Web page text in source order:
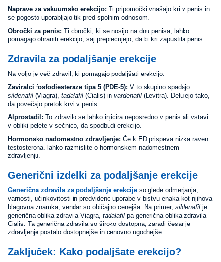
Naprave za vakuumsko erekcijo: Ti pripomočki vnašajo kri v penis in
se pogosto uporabljajo tik pred spolnim odnosom.
Obročki za penis: Ti obročki, ki se nosijo na dnu penisa, lahko
pomagajo ohraniti erekcijo, saj preprečujejo, da bi kri zapustila penis.
Zdravila za podaljšanje erekcije
Na voljo je več zdravil, ki pomagajo podaljšati erekcijo:
Zaviralci fosfodiesteraze tipa 5 (PDE-5): V to skupino spadajo
sildenafil (Viagra), tadalafil (Cialis) in vardenafil (Levitra). Delujejo tako,
da povečajo pretok krvi v penis.
Alprostadil: To zdravilo se lahko injicira neposredno v penis ali vstavi
v obliki pelete v sečnico, da spodbudi erekcijo.
Hormonsko nadomestno zdravljenje: Če k ED prispeva nizka raven
testosterona, lahko razmislite o hormonskem nadomestnem
zdravljenju.
Generični izdelki za podaljšanje erekcije
Generična zdravila za podaljšanje erekcije so glede odmerjanja,
varnosti, učinkovitosti in predvidene uporabe v bistvu enaka kot njihova
blagovna znamka, vendar so običajno cenejša. Na primer, sildenafil je
generična oblika zdravila Viagra, tadalafil pa generična oblika zdravila
Cialis. Ta generična zdravila so široko dostopna, zaradi česar je
zdravljenje postalo dostopnejše in cenovno ugodnejše.
Zaključek: Kako podaljšate erekcijo?